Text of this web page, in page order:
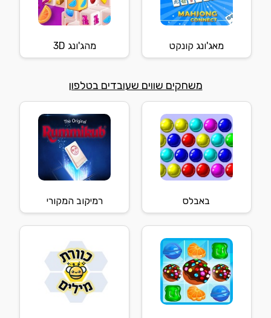
מאג'ונג קונקט מהג'ונג 3D
משחקים שווים שעובדים בטלפון
באבלס רמיקוב המקורי